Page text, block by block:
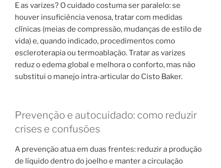
E as varizes? O cuidado costuma ser paralelo: se
houver insuficiência venosa, tratar com medidas
clínicas (meias de compressão, mudanças de estilo de
vida) e, quando indicado, procedimentos como
escleroterapia ou termoablação. Tratar as varizes
reduz o edema global e melhora o conforto, mas não
substitui o manejo intra-articular do Cisto Baker.
Prevenção e autocuidado: como reduzir
crises e confusões
A prevenção atua em duas frentes: reduzir a produção
de líquido dentro do joelho e manter a circulação